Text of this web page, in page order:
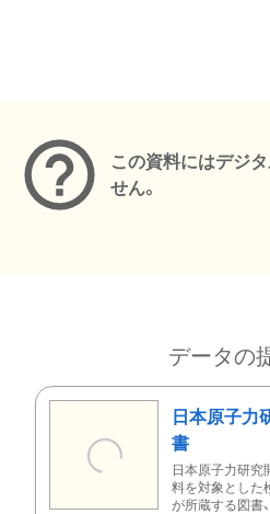
この資料にはデジ
せん。
データの
日本原子力
書
日本原子力研究
料を対象とした
が所蔵する図書